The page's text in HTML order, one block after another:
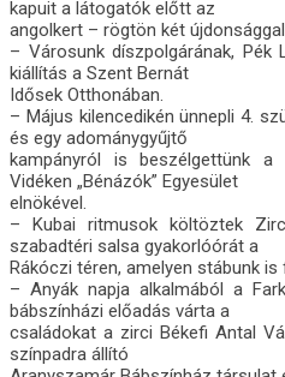
kapuit a látogatók előtt az
angolkert – rögtön két
– Városunk díszpolgárának,
kiállítás a Szent Bernát
Idősek Otthonában.
– Május kilencedikén ünnepli 4.
és egy adománygyűjtő
kampányról is beszélgettünk
Vidéken „Bénázók” Egyesület
elnökével.
– Kubai ritmusok költöztek
szabadtéri salsa gyakorlóórát a
Rákóczi téren, amelyen stábunk is
– Anyák napja alkalmából a
bábszínházi előadás várta a
családokat a zirci Békefi Antal
színpadra állító